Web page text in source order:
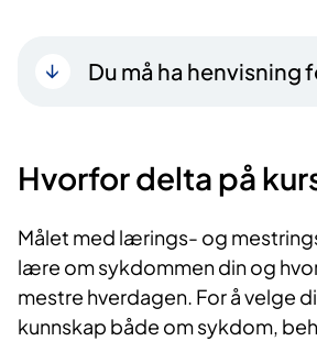
Du må ha henvisning
Hvorfor delta på
Målet med lærings- og
lære om sykdommen din og
mestre hverdagen. For å velge
kunnskap både om sykdom,